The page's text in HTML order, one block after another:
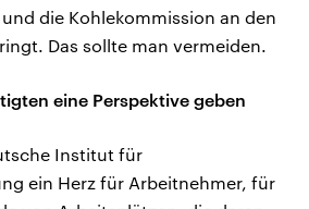
die Kohlekommission an den
Das sollte man vermeiden.
eine Perspektive geben
Institut für
ein Herz für Arbeitnehmer, für